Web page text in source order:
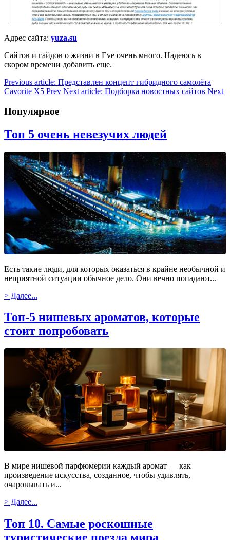
Адрес сайта: yuza.su
Сайтов и гайдов о жизни в Eve очень много. Надеюсь в
скором времени добавить еще.
Previous article: Представлен концепт гибридного самолёта
Cavorite X5 Prev Next article: Подборка новостных сайтов Next
Популярное
Топ 5 очень невезучих людей
Есть такие люди, для которых оказаться в крайне необычной и
неприятной ситуации обычное дело. Они вечно попадают...
> Далее...
Топ-5 нишевых ароматов, которые
стоит попробовать
В мире нишевой парфюмерии каждый аромат — как
произведение искусства, созданное, чтобы удивлять,
очаровывать и...
> Далее...
Топ 10. Самые роскошные